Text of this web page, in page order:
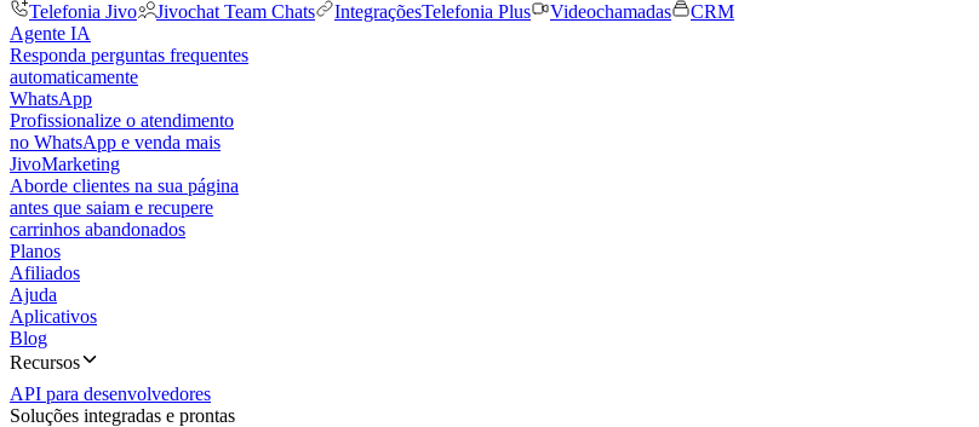
Telefonia Jivo
Jivochat Team Chats IntegraçõesTelefonia Plus Videochamadas
CRM
Agente IA
Responda perguntas frequentes
automaticamente
WhatsApp
Profissionalize o atendimento
no WhatsApp e venda mais
JivoMarketing
Aborde clientes na sua página
antes que saiam e recupere
carrinhos abandonados
Planos
Afiliados
Ajuda
Aplicativos
Blog
Recursos
API para desenvolvedores
Soluções integradas e prontas